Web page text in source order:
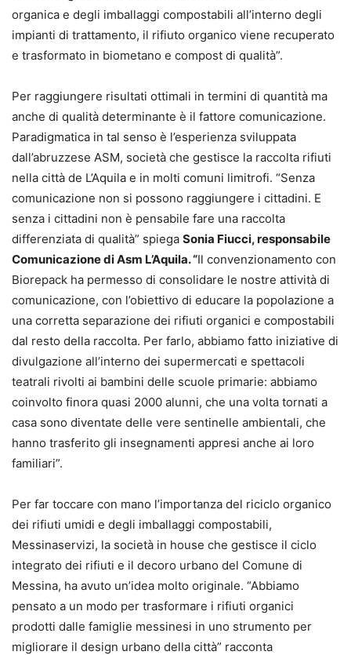
organica e degli imballaggi compostabili all’interno degli
impianti di trattamento, il rifiuto organico viene recuperato
e trasformato in biometano e compost di qualità”.
Per raggiungere risultati ottimali in termini di quantità ma
anche di qualità determinante è il fattore comunicazione.
Paradigmatica in tal senso è l’esperienza sviluppata
dall’abruzzese ASM, società che gestisce la raccolta rifiuti
nella città de L’Aquila e in molti comuni limitrofi. “Senza
comunicazione non si possono raggiungere i cittadini. E
senza i cittadini non è pensabile fare una raccolta
differenziata di qualità” spiega Sonia Fiucci, responsabile
Comunicazione di Asm L’Aquila. “Il convenzionamento con
Biorepack ha permesso di consolidare le nostre attività di
comunicazione, con l’obiettivo di educare la popolazione a
una corretta separazione dei rifiuti organici e compostabili
dal resto della raccolta. Per farlo, abbiamo fatto iniziative di
divulgazione all’interno dei supermercati e spettacoli
teatrali rivolti ai bambini delle scuole primarie: abbiamo
coinvolto finora quasi 2000 alunni, che una volta tornati a
casa sono diventate delle vere sentinelle ambientali, che
hanno trasferito gli insegnamenti appresi anche ai loro
familiari”.
Per far toccare con mano l’importanza del riciclo organico
dei rifiuti umidi e degli imballaggi compostabili,
Messinaservizi, la società in house che gestisce il ciclo
integrato dei rifiuti e il decoro urbano del Comune di
Messina, ha avuto un’idea molto originale. “Abbiamo
pensato a un modo per trasformare i rifiuti organici
prodotti dalle famiglie messinesi in uno strumento per
migliorare il design urbano della città” racconta